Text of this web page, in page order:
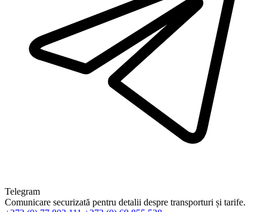
Telegram
Comunicare securizată pentru detalii despre transporturi și tarife.